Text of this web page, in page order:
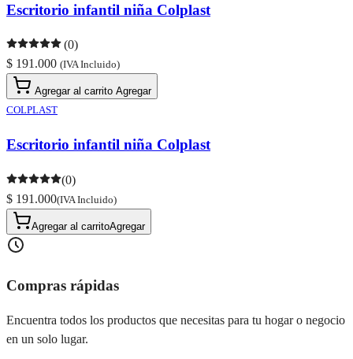
Escritorio infantil niña Colplast
(0)
$ 191.000 (IVA Incluido)
Agregar al carrito Agregar
COLPLAST
Escritorio infantil niña Colplast
(0)
$ 191.000(IVA Incluido)
Agregar al carritoAgregar
Compras rápidas
Encuentra todos los productos que necesitas para tu hogar o negocio
en un solo lugar.